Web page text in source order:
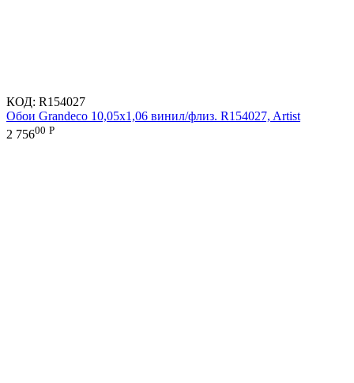
КОД: R154027
Обои Grandeco 10,05х1,06 винил/флиз. R154027, Artist
2 75600 Р